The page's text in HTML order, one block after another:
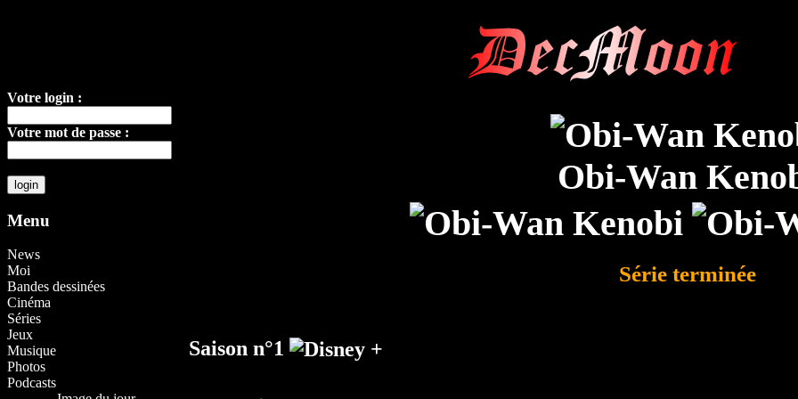
DecMoon
Votre login :
Votre mot de passe :
Menu
News
Moi
Bandes dessinées
Cinéma
Séries
Jeux
Musique
Photos
Podcasts
Obi-Wan
Série terminée
Saison n°1